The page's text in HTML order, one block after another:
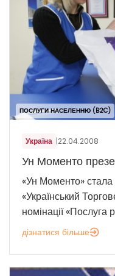
ПОСЛУГИ НАСЕЛЕННЮ (B2C)
Україна |22.04.2008
Ун Моменто
«Ун Моменто»
«Український
номінації «Послуга
дізнатися більше